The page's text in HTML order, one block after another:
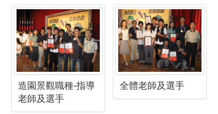
造園景觀職種-指導
老師及選手
全體老師及選手